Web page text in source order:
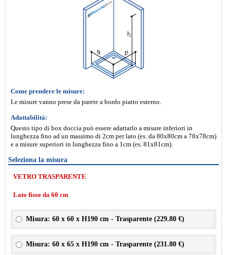
Come prendere le misure:
Le misure vanno prese da parete a bordo piatto esterno.
Adattabilità:
Questo tipo di box doccia può essere adattarlo a misure inferiori in
lunghezza fino ad un massimo di 2cm per lato (es. da 80x80cm a 78x78cm)
e a misure superiori in lunghezza fino a 1cm (es. 81x81cm).
Seleziona la misura
VETRO TRASPARENTE
Lato fisso da 60 cm
Misura: 60 x 60 x H190 cm - Trasparente (229.80 €)
Misura: 60 x 65 x H190 cm - Trasparente (231.80 €)